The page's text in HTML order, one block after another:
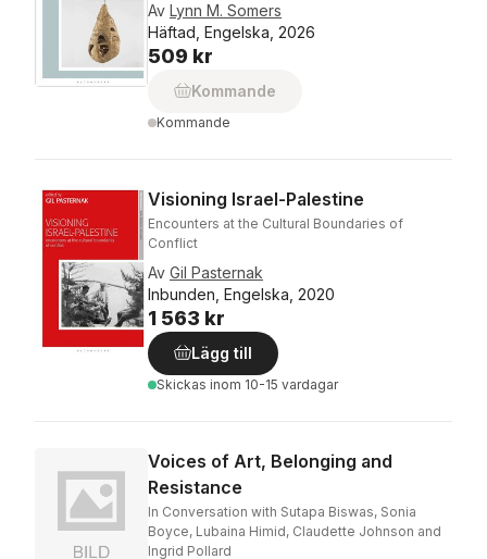
Av Lynn M. Somers
Häftad, Engelska, 2026
509 kr
Kommande
Kommande
Visioning Israel-Palestine
Encounters at the Cultural Boundaries of
Conflict
Av Gil Pasternak
Inbunden, Engelska, 2020
1 563 kr
Lägg till
Skickas inom 10-15 vardagar
Voices of Art, Belonging and
Resistance
In Conversation with Sutapa Biswas, Sonia
Boyce, Lubaina Himid, Claudette Johnson and
Ingrid Pollard